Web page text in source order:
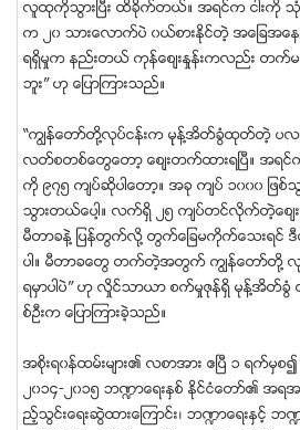
လူထုကုိသြားၿပီး ထိခုိက္တယ္။ အရင္က ငါးကုိ
က ၂၀ သားေလာက္ပဲ ၀ယ္စားႏုိင္တဲ့ အေျခအေန
ရရွိမႈက နည္းတယ္ ကုန္ေစ်းႏႈန္းကလည္း တ
ဘူး” ဟု ေျပာၾကားသည္။
“ကြၽန္ေတာ္တို႔လုပ္ငန္းက မုုန္႔အိတ္ခြံထုတ္တဲ့
လတ္စတစ္ေတြေတာ့ ေစ်းတက္ထားရၿပီ။ အ
ကို ၉၇၅ က်ပ္ဆိုပါေတာ့။ အခု က်ပ္ ၁၀၀၀ ျဖစ္
သြားတယ္ေပါ့။ လက္ရွိ ၂၅ က်ပ္တင္လိုက္တဲ့ေစ်
မီတာခနဲ႔ ျပန္တြက္လို႔ တြက္ေျခမကိုက္ေသးရင္
ပါ။ မီတာခေတြ တက္တဲ့အတြက္ ကြၽန္ေတာ္တို႔
ရမွာပါပဲ” ဟု လႈိင္သာယာ စက္မႈဇုန္ရွိ မုန္႔အိ
စ္ဦးက ေျပာၾကားခဲ့သည္။
အစိုးရ၀န္ထမ္းမ်ား၏ လစာအား ဧၿပီ ၁ ရက္မွစ၍
၂၀၁၄-၂၀၁၅ ဘ႑ာေရးႏွစ္ ႏုိင္ငံေတာ္၏ အရအသံု
ည့္သြင္းေရးဆြဲထားေၾကာင္း၊ ဘ႑ာေရးႏွင့္ ဘ